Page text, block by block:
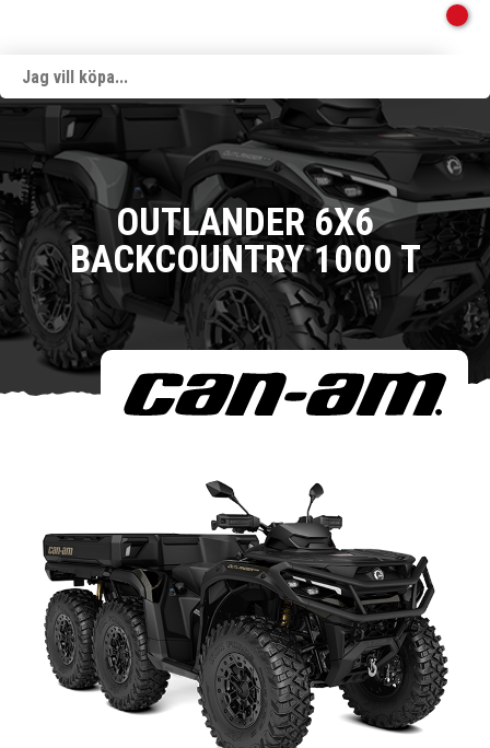
OUTLANDER 6X6
BACKCOUNTRY 1000 T